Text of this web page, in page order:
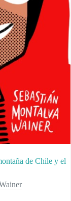
de Chile y el